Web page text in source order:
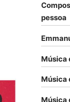
pessoa
Música
Música
Música